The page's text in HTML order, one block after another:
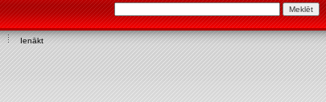
Ienākt